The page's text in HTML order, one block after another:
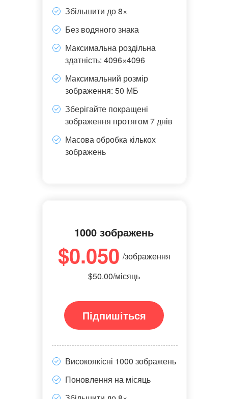
Збільшити до 8×
Без водяного знака
Максимальна роздільна
здатність: 4096×4096
Максимальний розмір
зображення: 50 МБ
Зберігайте покращені
зображення протягом 7 днів
Масова обробка кількох
зображень
1000 зображень
$0.050 /зображення
$50.00/місяць
Підпишіться
Високоякісні 1000 зображень
Поновлення на місяць